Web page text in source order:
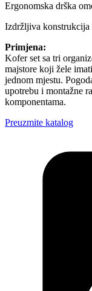
Ergonomska drška
Izdržljiva konstrukcija
Primjena:
Kofer set sa tri
majstore koji žele
jednom mjestu.
upotrebu i montažne
komponentama.
Preuzmite katalog